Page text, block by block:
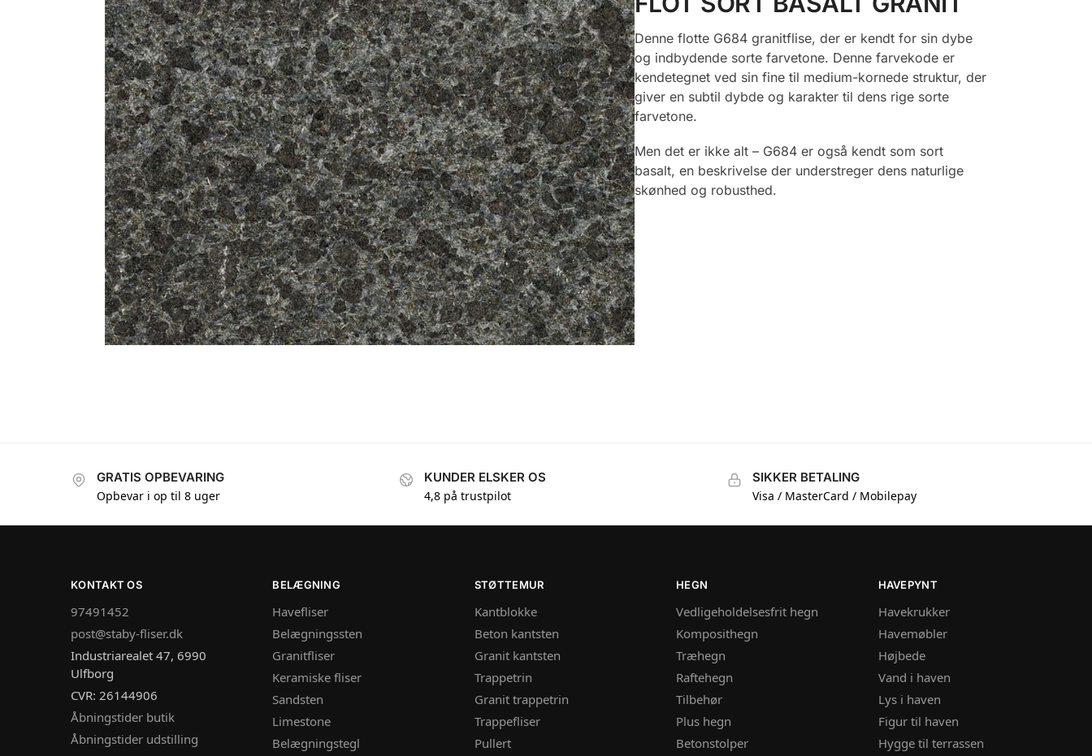
Denne flotte G684 granitflise, der er kendt for sin dybe
og indbydende sorte farvetone. Denne farvekode er
kendetegnet ved sin fine til medium-kornede struktur, der
giver en subtil dybde og karakter til dens rige sorte
farvetone.
Men det er ikke alt – G684 er også kendt som sort
basalt, en beskrivelse der understreger dens naturlige
skønhed og robusthed.
GRATIS OPBEVARING
Opbevar i op til 8 uger
KUNDER ELSKER OS
4,8 på trustpilot
SIKKER BETALING
Visa / MasterCard / Mobilepay
KONTAKT OS
97491452
post@staby-fliser.dk
Industriarealet 47, 6990
Ulfborg
CVR: 26144906
Åbningstider butik
Åbningstider udstilling
BELÆGNING
Havefliser
Belægningssten
Granitfliser
Keramiske fliser
Sandsten
Limestone
Belægningstegl
STØTTEMUR
Kantblokke
Beton kantsten
Granit kantsten
Trappetrin
Granit trappetrin
Trappefliser
Pullert
HEGN
Vedligeholdelsesfrit hegn
Komposithegn
Træhegn
Raftehegn
Tilbehør
Plus hegn
Betonstolper
HAVEPYNT
Havekrukker
Havemøbler
Højbede
Vand i haven
Lys i haven
Figur til haven
Hygge til terrassen